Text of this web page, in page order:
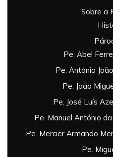
Sobre a
Pe. Abel
Pe. António
Pe. João
Pe. José Luís
Pe. Manuel António
Pe. Mercier Armando
Pe.